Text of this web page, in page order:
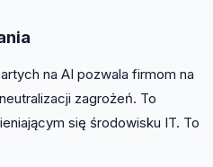
na AI pozwala firmom na
zagrożeń. To
się środowisku IT. To